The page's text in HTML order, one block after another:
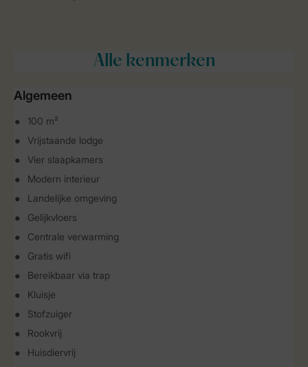
Alle kenmerken
Algemeen
100 m²
Vrijstaande lodge
Vier slaapkamers
Modern interieur
Landelijke omgeving
Gelijkvloers
Centrale verwarming
Gratis wifi
Bereikbaar via trap
Kluisje
Stofzuiger
Rookvrij
Huisdiervrij